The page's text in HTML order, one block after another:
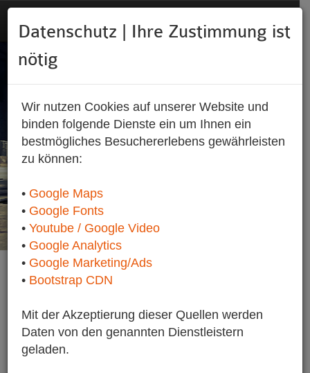
Datenschutz | Ihre Zustimmung ist
nötig
Wir nutzen Cookies auf unserer Website und
binden folgende Dienste ein um Ihnen ein
bestmögliches Besuchererlebens gewährleisten
zu können:
• Google Maps
• Google Fonts
• Youtube / Google Video
• Google Analytics
• Google Marketing/Ads
• Bootstrap CDN
Mit der Akzeptierung dieser Quellen werden
Daten von den genannten Dienstleistern
geladen.
aber der Sound wird garantiert!